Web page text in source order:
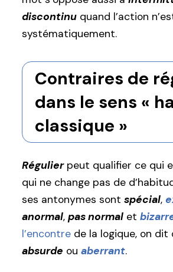
discontinu quand l’action
systématiquement.
Contraires de
dans le sens «
classique »
Régulierpeut qualifier ce qui
qui ne change pas de
ses antonymes sont spécial,
anormal, pas normal et
l’encontre de la logique, on dit
absurde ou aberrant.